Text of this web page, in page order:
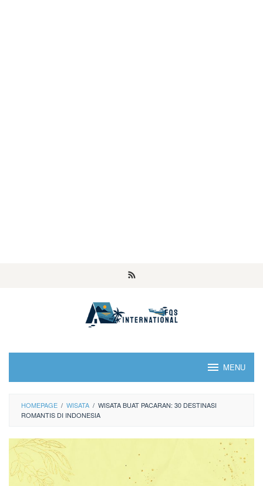
MENU
HOMEPAGE / WISATA / WISATA BUAT PACARAN: 30 DESTINASI
ROMANTIS DI INDONESIA